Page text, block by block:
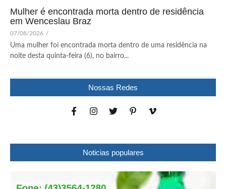
Mulher é encontrada morta dentro de residência
em Wenceslau Braz
07/08/2026 /
Uma mulher foi encontrada morta dentro de uma residência na
noite desta quinta-feira (6), no bairro...
Nossas Redes
Noticias populares